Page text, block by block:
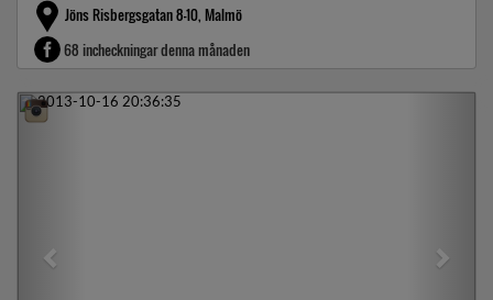
Jöns Risbergsgatan 8-10, Malmö
68 incheckningar denna månaden
Previous